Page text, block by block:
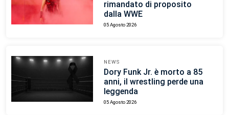
rimandato di proposito
dalla WWE
05 Agosto 2026
NEWS
Dory Funk Jr. è morto a 85
anni, il wrestling perde una
leggenda
05 Agosto 2026